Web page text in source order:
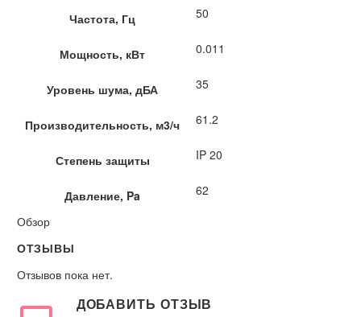
Частота, Гц 50
Мощность, кВт 0.011
Уровень шума, дБА 35
Производительность, м3/ч 61.2
Степень защиты IP 20
Давление, Pa
62
Обзор
ОТЗЫВЫ
Отзывов пока нет.
ДОБАВИТЬ ОТЗЫВ